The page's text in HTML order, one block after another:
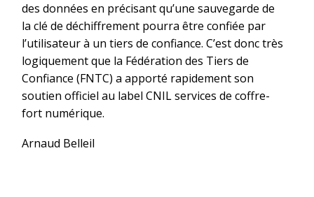
des données en précisant qu’une sauvegarde de
la clé de déchiffrement pourra être confiée par
l’utilisateur à un tiers de confiance. C’est donc très
logiquement que la Fédération des Tiers de
Confiance (FNTC) a apporté rapidement son
soutien officiel au label CNIL services de coffre-
fort numérique.
Arnaud Belleil